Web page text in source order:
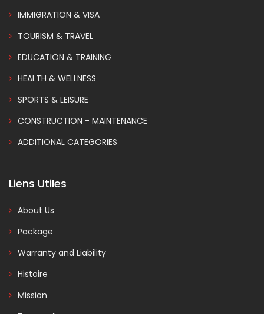
IMMIGRATION & VISA
TOURISM & TRAVEL
EDUCATION & TRAINING
HEALTH & WELLNESS
SPORTS & LEISURE
CONSTRUCTION - MAINTENANCE
ADDITIONAL CATEGORIES
Liens Utiles
About Us
Package
Warranty and Liability
Histoire
Mission